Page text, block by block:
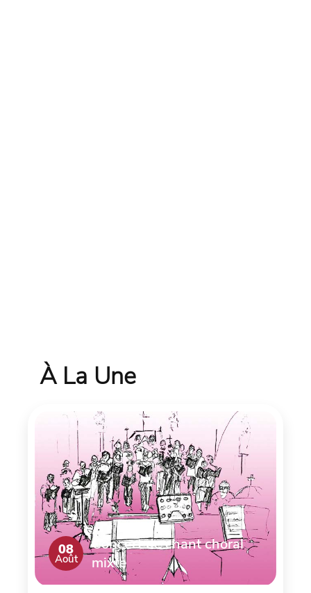
À La Une
08
Août
Concert de chant choral
mixte